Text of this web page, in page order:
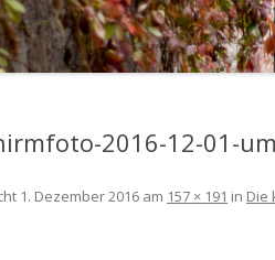
2016-12-01-
1. Dezember 2016 am 157 × 191 in Die